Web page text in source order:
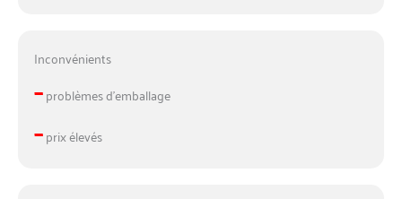
Inconvénients
–problèmes d’emballage
–prix élevés